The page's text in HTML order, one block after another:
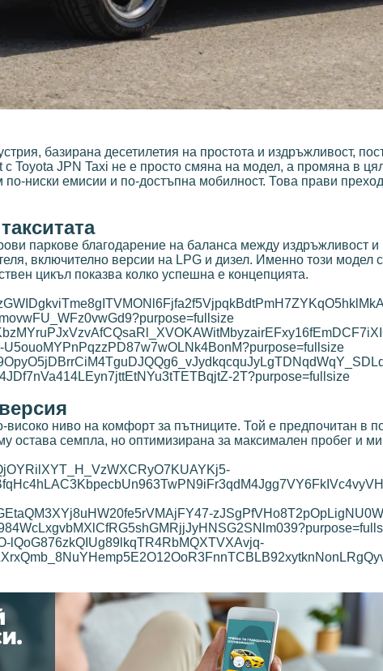
базирана десетилетия на простота и издръжливост,
Toyota JPN Taxi не е просто смяна на модел, а промяна в
ниски емисии и по-достъпна мобилност. Това прави
паркове благодарение на баланса между издръжливост
включително версии на LPG и дизел. Именно този модел
цикъл показва колко успешна е концепцията.
ниво на комфорт за пътниците. Той е предпочитан в
остава семпла, но оптимизирана за максимален пробег и